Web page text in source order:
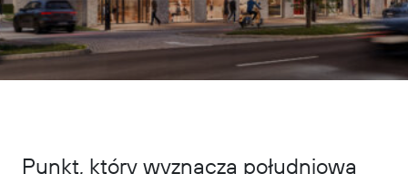
Punkt, który wyznacza południową